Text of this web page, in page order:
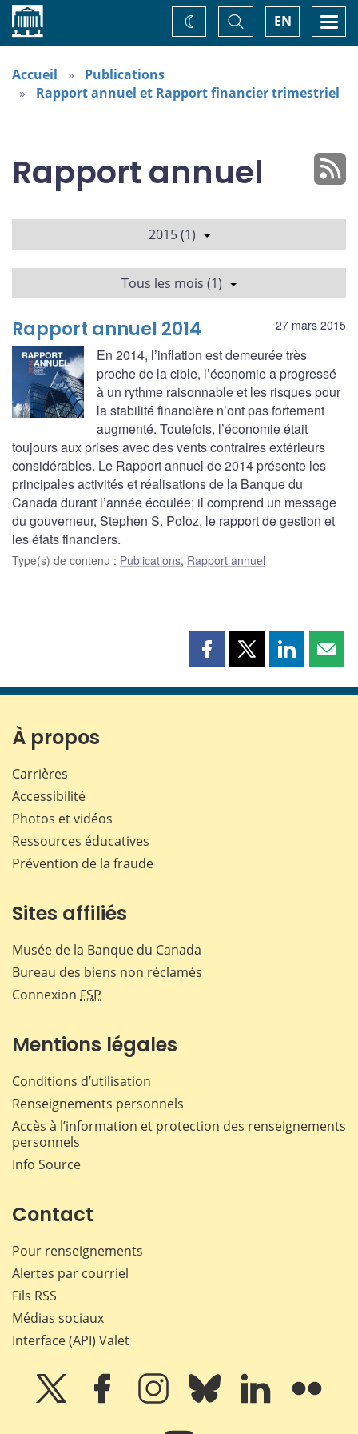
Accueil EN
Basculer
la
recherche
Changez
de
Accueil
Publications
Rapport annuel et Rapport financier trimestriel
Rapport annuel
2015 (1)
Tous les mois (1)
27 mars 2015
Rapport annuel 2014
En 2014, l’inflation est demeurée très
proche de la cible, l’économie a progressé
à un rythme raisonnable et les risques pour
la stabilité financière n’ont pas fortement
augmenté. Toutefois, l’économie était
toujours aux prises avec des vents contraires extérieurs
considérables. Le Rapport annuel de 2014 présente les
principales activités et réalisations de la Banque du
Canada durant l’année écoulée; il comprend un message
du gouverneur, Stephen S. Poloz, le rapport de gestion et
les états financiers.
Type(s) de contenu : Publications, Rapport annuel
Partager
page
Partager
page
Partager
page page
À propos
Carrières
Accessibilité
Photos et vidéos
Ressources éducatives
Prévention de la fraude
Sites affiliés
Musée de la Banque du Canada
Bureau des biens non réclamés
Connexion FSP
Mentions légales
Conditions d’utilisation
Renseignements personnels
Accès à l’information et protection des renseignements
personnels
Info Source
Contact
Pour renseignements
Alertes par courriel
Fils RSS
Médias sociaux
Interface (API) Valet